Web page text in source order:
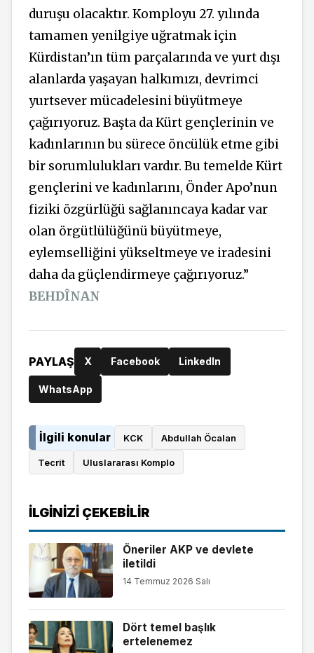
duruşu olacaktır. Komployu 27. yılında
tamamen yenilgiye uğratmak için
Kürdistan’ın tüm parçalarında ve yurt dışı
alanlarda yaşayan halkımızı, devrimci
yurtsever mücadelesini büyütmeye
çağırıyoruz. Başta da Kürt gençlerinin ve
kadınlarının bu sürece öncülük etme gibi
bir sorumlulukları vardır. Bu temelde Kürt
gençlerini ve kadınlarını, Önder Apo’nun
fiziki özgürlüğü sağlanıncaya kadar var
olan örgütlülüğünü büyütmeye,
eylemselliğini yükseltmeye ve iradesini
daha da güçlendirmeye çağırıyoruz.”
BEHDÎNAN
PAYLAŞ X Facebook LinkedIn
WhatsApp
İlgili konular KCK Abdullah Öcalan
Tecrit Uluslararası Komplo
İLGINIZI ÇEKEBILIR
Öneriler AKP ve devlete
iletildi
14 Temmuz 2026 Salı
Dört temel başlık
ertelenemez